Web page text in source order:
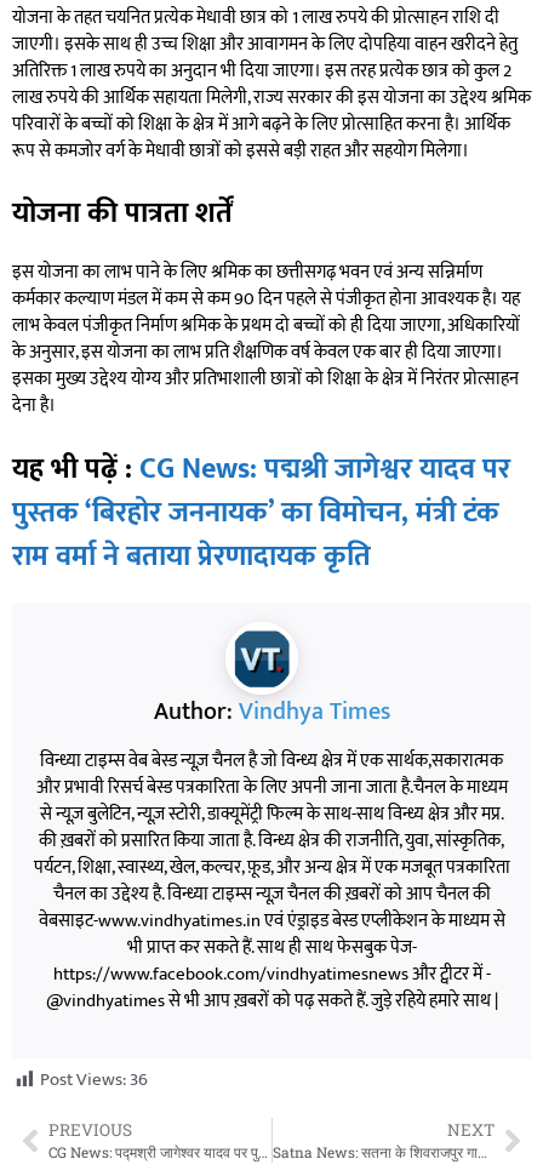
योजना के तहत चयनित प्रत्येक मेधावी छात्र को 1 लाख रुपये की प्रोत्साहन राशि दी
जाएगी। इसके साथ ही उच्च शिक्षा और आवागमन के लिए दोपहिया वाहन खरीदने हेतु
अतिरिक्त 1 लाख रुपये का अनुदान भी दिया जाएगा। इस तरह प्रत्येक छात्र को कुल 2
लाख रुपये की आर्थिक सहायता मिलेगी, राज्य सरकार की इस योजना का उद्देश्य श्रमिक
परिवारों के बच्चों को शिक्षा के क्षेत्र में आगे बढ़ने के लिए प्रोत्साहित करना है। आर्थिक
रूप से कमजोर वर्ग के मेधावी छात्रों को इससे बड़ी राहत और सहयोग मिलेगा।
योजना की पात्रता शर्तें
इस योजना का लाभ पाने के लिए श्रमिक का छत्तीसगढ़ भवन एवं अन्य सन्निर्माण
कर्मकार कल्याण मंडल में कम से कम 90 दिन पहले से पंजीकृत होना आवश्यक है। यह
लाभ केवल पंजीकृत निर्माण श्रमिक के प्रथम दो बच्चों को ही दिया जाएगा, अधिकारियों
के अनुसार, इस योजना का लाभ प्रति शैक्षणिक वर्ष केवल एक बार ही दिया जाएगा।
इसका मुख्य उद्देश्य योग्य और प्रतिभाशाली छात्रों को शिक्षा के क्षेत्र में निरंतर प्रोत्साहन
देना है।
यह भी पढ़ें : CG News: पद्मश्री जागेश्वर यादव पर
पुस्तक ‘बिरहोर जननायक’ का विमोचन, मंत्री टंक
राम वर्मा ने बताया प्रेरणादायक कृति
Author:Vindhya Times
विन्ध्या टाइम्स वेब बेस्ड न्यूज़ चैनल है जो विन्ध्य क्षेत्र में एक सार्थक,सकारात्मक
और प्रभावी रिसर्च बेस्ड पत्रकारिता के लिए अपनी जाना जाता है.चैनल के माध्यम
से न्यूज़ बुलेटिन, न्यूज़ स्टोरी, डाक्यूमेंट्री फिल्म के साथ-साथ विन्ध्य क्षेत्र और मप्र.
की ख़बरों को प्रसारित किया जाता है. विन्ध्य क्षेत्र की राजनीति, युवा, सांस्कृतिक,
पर्यटन, शिक्षा, स्वास्थ्य, खेल, कल्चर, फ़ूड, और अन्य क्षेत्र में एक मजबूत पत्रकारिता
चैनल का उद्देश्य है. विन्ध्या टाइम्स न्यूज़ चैनल की ख़बरों को आप चैनल की
वेबसाइट-www.vindhyatimes.in एवं एंड्राइड बेस्ड एप्लीकेशन के माध्यम से
भी प्राप्त कर सकते हैं. साथ ही साथ फेसबुक पेज-
https://www.facebook.com/vindhyatimesnews और ट्वीटर में -
@vindhyatimes से भी आप ख़बरों को पढ़ सकते हैं. जुड़े रहिये हमारे साथ |
Post Views:36
PREVIOUS
CG News: पद्मश्री जागेश्वर यादव पर पुस्तक ‘बिरहोर जननायक’ का विमोचन, मंत्री टंक राम वर्मा ने बताया प्रेरणादायक कृति
NEXT
Satna News: सतना के शिवराजपुर गाजीपुर माता मंदिर में 15 लाख की चोरी, चांदी का सिंहासन ले उड़े चोर